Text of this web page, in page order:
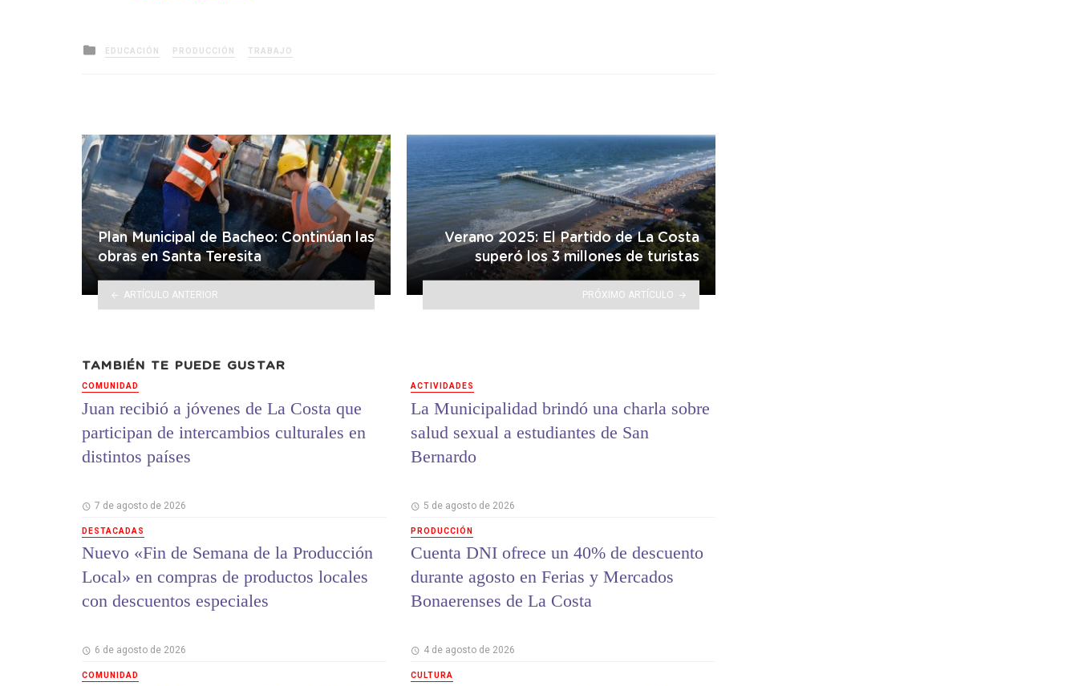
Posted
in
EDUCACIÓN PRODUCCIÓN TRABAJO
Plan Municipal de Bacheo: Continúan las
obras en Santa Teresita
ARTÍCULO ANTERIOR
Verano 2025: El Partido de La Costa
superó los 3 millones de turistas
PRÓXIMO ARTÍCULO
TAMBIÉN TE PUEDE GUSTAR
COMUNIDAD
Juan recibió a jóvenes de La Costa que
participan de intercambios culturales en
distintos países
7 de agosto de 2026
DESTACADAS
Nuevo «Fin de Semana de la Producción
Local» en compras de productos locales
con descuentos especiales
6 de agosto de 2026
COMUNIDAD
ACTIVIDADES
La Municipalidad brindó una charla sobre
salud sexual a estudiantes de San
Bernardo
5 de agosto de 2026
PRODUCCIÓN
Cuenta DNI ofrece un 40% de descuento
durante agosto en Ferias y Mercados
Bonaerenses de La Costa
4 de agosto de 2026
CULTURA